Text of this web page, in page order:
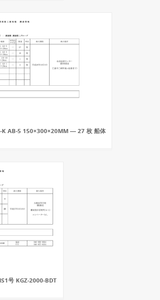
K AB-5 150×300×20MM ― 27 枚 船体
号 KGZ-2000-BDT